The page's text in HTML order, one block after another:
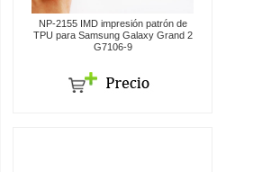
NP-2155 IMD impresión patrón de
TPU para Samsung Galaxy Grand 2
G7106-9